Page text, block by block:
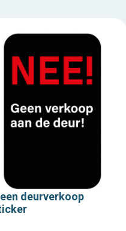
deurverkoop